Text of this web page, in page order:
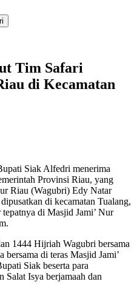
Tim Safari
di Kecamatan
Siak Alfedri menerima
Provinsi Riau, yang
Riau (Wagubri) Edy Natar
di kecamatan Tualang,
di Masjid Jami’ Nur
1444 Hijriah Wagubri bersama
di teras Masjid Jami’
Siak beserta para
Salat Isya berjamaah dan